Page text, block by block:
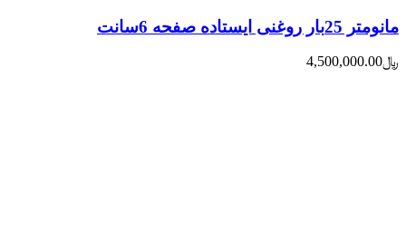
مانومتر 25بار روغنی ایستاده صفحه 6سانت
﷼4,500,000.00